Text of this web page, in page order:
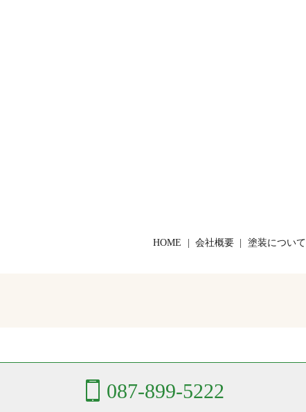
087-899-5222
HOME 会社概要 塗装について